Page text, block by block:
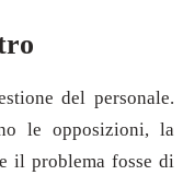
del personale.
le opposizioni, la
il problema fosse di